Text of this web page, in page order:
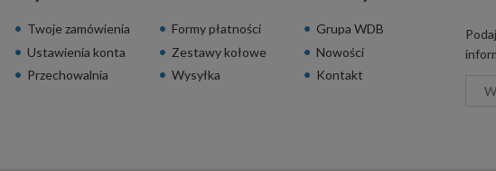
Twoje zamówienia
Ustawienia konta
Przechowalnia
Formy płatności
Zestawy kołowe
Wysyłka
Grupa WDB
Nowości
Kontakt